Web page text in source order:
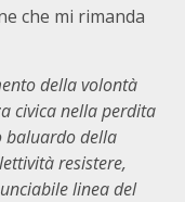
che mi rimanda
della volontà
civica nella perdita
baluardo della
resistere,
linea del